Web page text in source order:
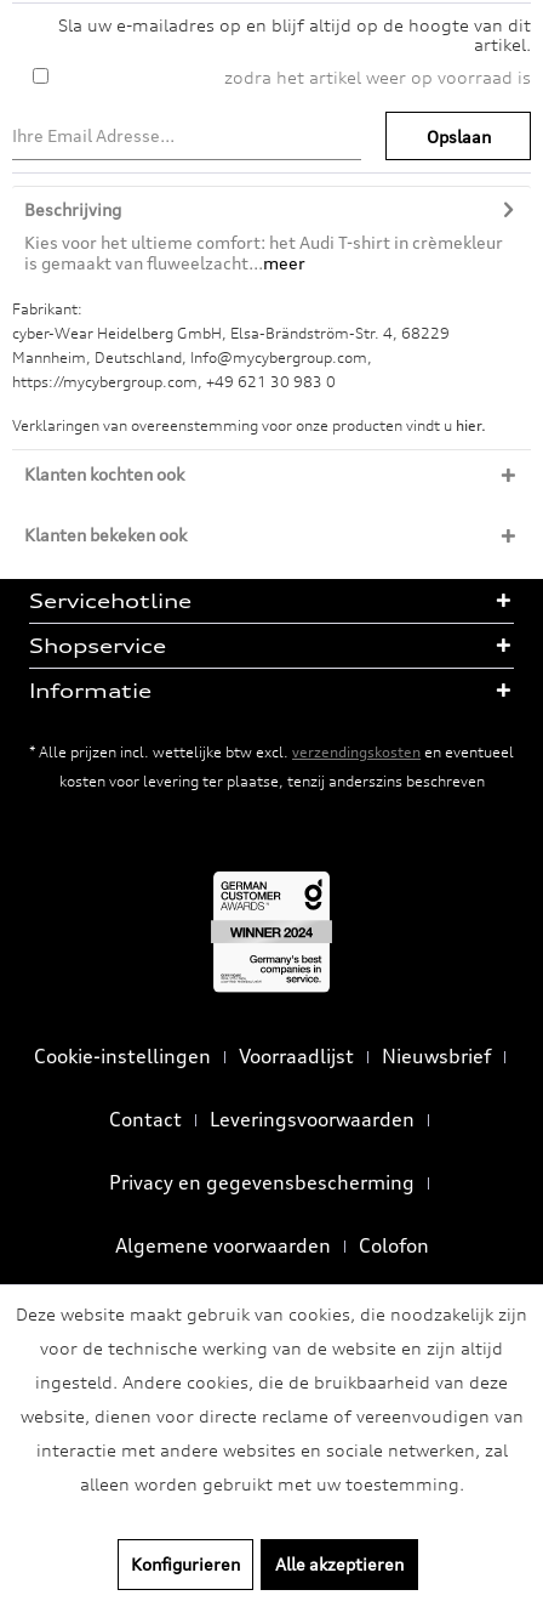
Sla uw e-mailadres op en blijf altijd op de hoogte van dit
artikel.
zodra het artikel weer op voorraad is
Opslaan
Beschrijving
Kies voor het ultieme comfort: het Audi T-shirt in crèmekleur
is gemaakt van fluweelzacht...meer
Fabrikant:
cyber-Wear Heidelberg GmbH, Elsa-Brändström-Str. 4, 68229
Mannheim, Deutschland, Info@mycybergroup.com,
https://mycybergroup.com, +49 621 30 983 0
Verklaringen van overeenstemming voor onze producten vindt u hier.
Klanten kochten ook
Klanten bekeken ook
Servicehotline
Shopservice
Informatie
* Alle prijzen incl. wettelijke btw excl. verzendingskosten en eventueel
kosten voor levering ter plaatse, tenzij anderszins beschreven
Cookie-instellingen Voorraadlijst Nieuwsbrief
Contact Leveringsvoorwaarden
Privacy en gegevensbescherming
Algemene voorwaarden Colofon
Deze website maakt gebruik van cookies, die noodzakelijk zijn
voor de technische werking van de website en zijn altijd
ingesteld. Andere cookies, die de bruikbaarheid van deze
website, dienen voor directe reclame of vereenvoudigen van
interactie met andere websites en sociale netwerken, zal
alleen worden gebruikt met uw toestemming.
Konfigurieren Alle akzeptieren